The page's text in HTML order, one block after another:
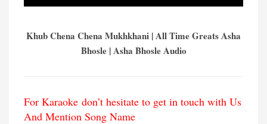
Khub Chena Chena Mukhkhani | All Time Greats Asha
Bhosle | Asha Bhosle Audio
For Karaoke don’t hesitate to get in touch with Us
And Mention Song Name